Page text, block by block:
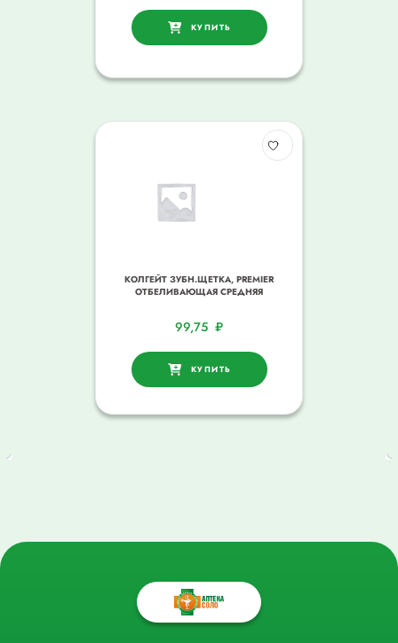
КУПИТЬ
КОЛГЕЙТ ЗУБН.ЩЕТКА, PREMIER
ОТБЕЛИВАЮЩАЯ СРЕДНЯЯ
99,75 ₽
КУПИТЬ